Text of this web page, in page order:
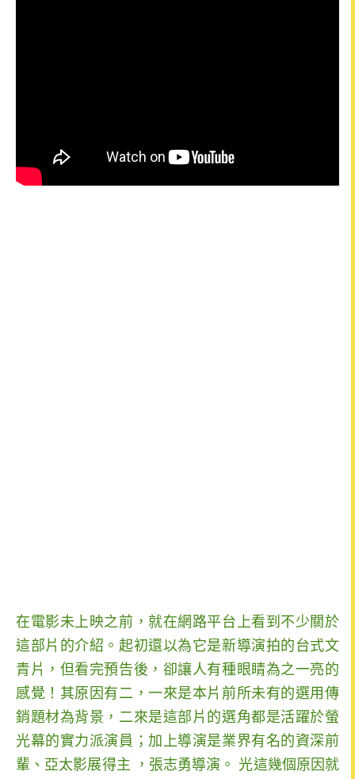
在電影未上映之前，就在網路平台上看到不少關於
這部片的介紹。起初還以為它是新導演拍的台式文
青片，但看完預告後，卻讓人有種眼睛為之一亮的
感覺！其原因有二，一來是本片前所未有的選用傳
銷題材為背景，二來是這部片的選角都是活躍於螢
光幕的實力派演員；加上導演是業界有名的資深前
輩、亞太影展得主 ，張志勇導演。 光這幾個原因就